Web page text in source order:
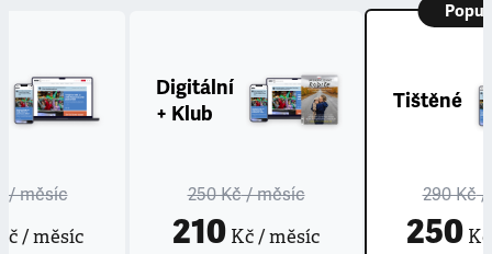
/ měsíc
/ měsíc
Digitální
+ Klub
250 Kč/ měsíc
210 Kč / měsíc
Tištěné
290 Kč/
250Kč